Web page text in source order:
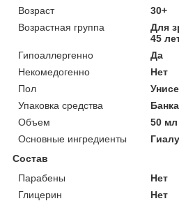
Возраст
30+
Возрастная группа
Для
45
Гипоаллергенно
Да
Некомедогенно
Нет
Пол
Упаковка средства
Банка
Объем
50 мл
Основные ингредиенты
Состав
Парабены
Нет
Глицерин
Нет